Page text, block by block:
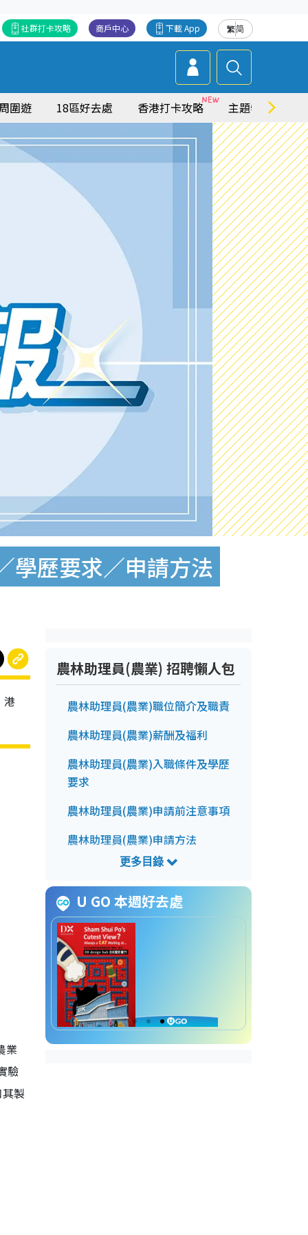
繁简
下載 App
商戶中心
社群打卡攻略
圍遊 18區好去處 香港打卡攻略 主題特集
學歷要求／申請方法
港
業
驗
製
農林助理員(農業) 招聘懶人包
農林助理員(農業)職位簡介及職責
農林助理員(農業)薪酬及福利
農林助理員(農業)入職條件及學歷
要求
農林助理員(農業)申請前注意事項
農林助理員(農業)申請方法
農林助理員(農業)截止申請日期
農林助理員(農業)招聘查詢方法
U GO 本週好去處